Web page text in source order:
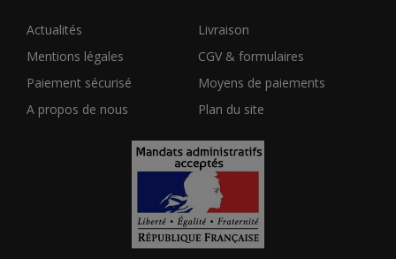
Actualités
Livraison
Mentions légales
CGV & formulaires
Paiement sécurisé
Moyens de paiements
A propos de nous
Plan du site